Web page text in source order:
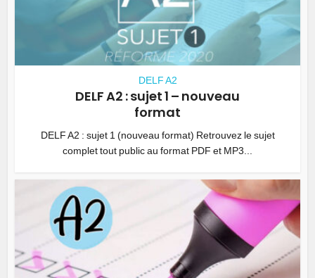
DELF A2
DELF A2 : sujet 1 – nouveau
format
DELF A2 : sujet 1 (nouveau format) Retrouvez le sujet
complet tout public au format PDF et MP3...